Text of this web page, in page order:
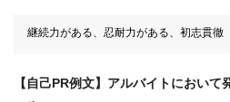
継続力がある、忍耐力がある、初志貫
【自己PR例文】アルバイトにおい